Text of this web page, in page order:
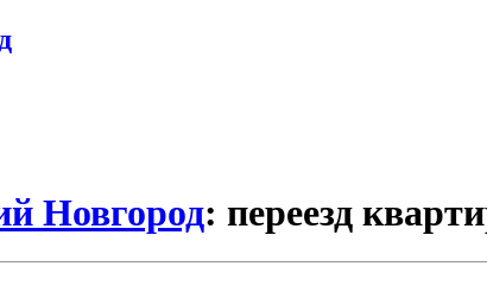
Новгород: переезд